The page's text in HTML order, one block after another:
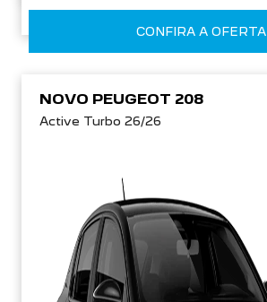
CONFIRA A OFERTA
NOVO PEUGEOT 208
Active Turbo 26/26